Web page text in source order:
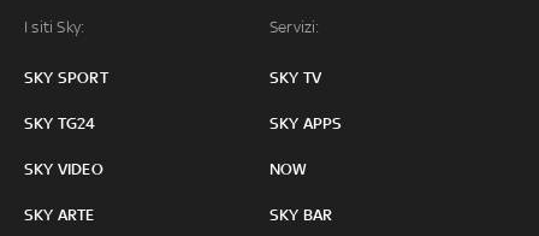
I siti Sky:
SKY SPORT
SKY TG24
SKY VIDEO
SKY ARTE
Servizi:
SKY TV
SKY APPS
NOW
SKY BAR